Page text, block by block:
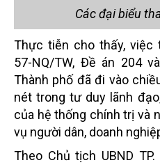
Các đại biểu
Thực tiễn cho thấy,
57-NQ/TW, Đề án 204
Thành phố đã đi vào
nét trong tư duy lãnh
của hệ thống chính trị và
vụ người dân, doanh
Theo Chủ tịch UBND